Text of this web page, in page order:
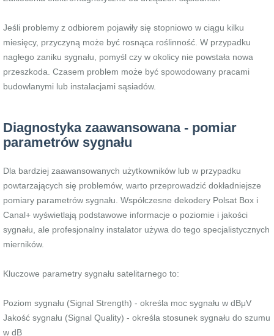
Jeśli problemy z odbiorem pojawiły się stopniowo w ciągu kilku
miesięcy, przyczyną może być rosnąca roślinność. W przypadku
nagłego zaniku sygnału, pomyśl czy w okolicy nie powstała nowa
przeszkoda. Czasem problem może być spowodowany pracami
budowlanymi lub instalacjami sąsiadów.
Diagnostyka zaawansowana - pomiar
parametrów sygnału
Dla bardziej zaawansowanych użytkowników lub w przypadku
powtarzających się problemów, warto przeprowadzić dokładniejsze
pomiary parametrów sygnału. Współczesne dekodery Polsat Box i
Canal+ wyświetlają podstawowe informacje o poziomie i jakości
sygnału, ale profesjonalny instalator używa do tego specjalistycznych
mierników.
Kluczowe parametry sygnału satelitarnego to:
Poziom sygnału (Signal Strength) - określa moc sygnału w dBμV
Jakość sygnału (Signal Quality) - określa stosunek sygnału do szumu
w dB